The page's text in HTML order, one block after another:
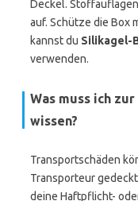
Deckel.
auf. Schütze die Box
kannst du Silikagel-
verwenden.
Was muss ich
wissen?
Transportschäden
Transporteur
deine Haftpflicht-